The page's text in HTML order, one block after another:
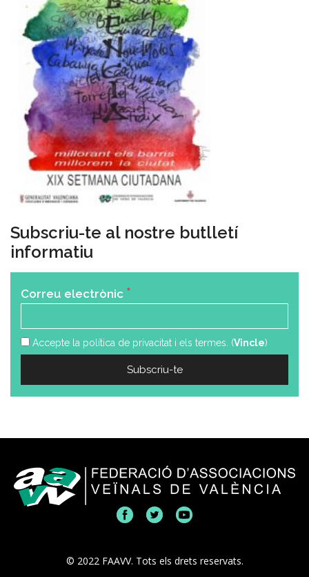
Subscriu-te al nostre butlletí
informatiu
Correu electrònic *
Accepte la política de privacitat i els termes. (Vincle)
© 2022 FAAVV. Tots els drets reservats.